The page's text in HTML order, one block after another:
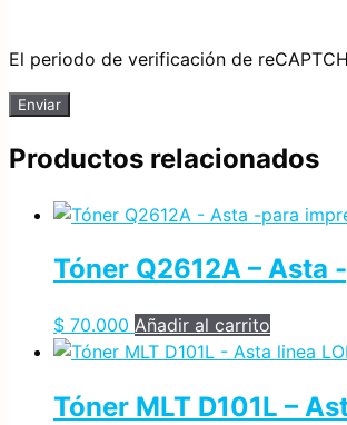
El periodo de verificación de
Productos relacionados
Tóner Q2612A – Asta
$ 70.000 Añadir al carrito
Tóner MLT D101L –